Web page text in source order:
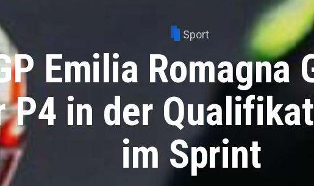
Sport
Emilia Romagna
P4 in der
im Sprint